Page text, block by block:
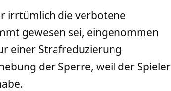
irrtümlich die verbotene
gewesen sei, eingenommen
einer Strafreduzierung
der Sperre, weil der Spieler